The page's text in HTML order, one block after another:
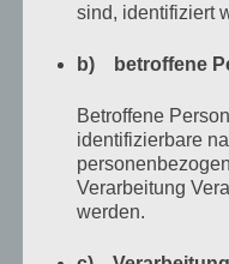
mich, dass es
Rauputz haben, aber
Das Geheimnis liegt
Antje schreibt
sind, identifiziert
b) betroffene
Betroffene
identifizierbare
Verarbeitung
werden.